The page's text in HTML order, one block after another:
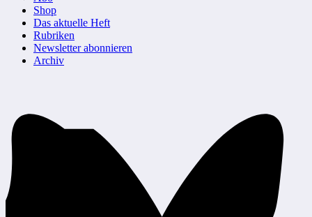
Shop
Das aktuelle Heft
Rubriken
Newsletter abonnieren
Archiv